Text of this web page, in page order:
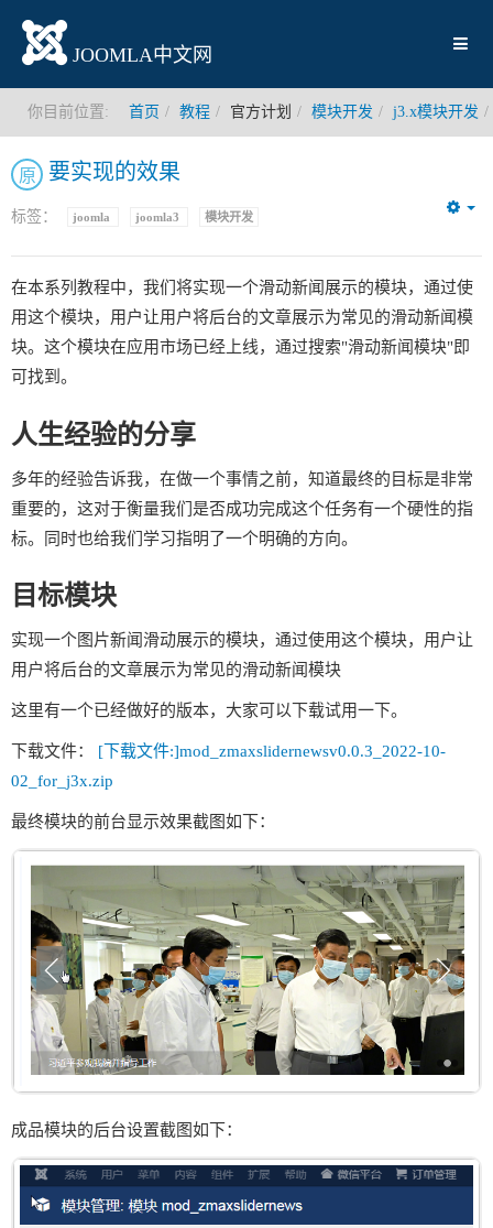
JOOMLA中文网
你目前位置: 首页 教程 官方计划 模块开发 j3.x模块开发
要实现的效果
原
标签： joomla joomla3 模块开发
在本系列教程中，我们将实现一个滑动新闻展示的模块，通过使
用这个模块，用户让用户将后台的文章展示为常见的滑动新闻模
块。这个模块在应用市场已经上线，通过搜索"滑动新闻模块"即
可找到。
人生经验的分享
多年的经验告诉我，在做一个事情之前，知道最终的目标是非常
重要的，这对于衡量我们是否成功完成这个任务有一个硬性的指
标。同时也给我们学习指明了一个明确的方向。
目标模块
实现一个图片新闻滑动展示的模块，通过使用这个模块，用户让
用户将后台的文章展示为常见的滑动新闻模块
这里有一个已经做好的版本，大家可以下载试用一下。
下载文件： [下载文件:]mod_zmaxslidernewsv0.0.3_2022-10-
02_for_j3x.zip
最终模块的前台显示效果截图如下：
成品模块的后台设置截图如下：